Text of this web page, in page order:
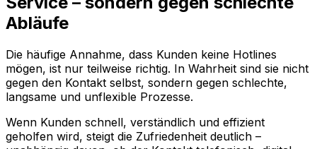
Abläufe
Die häufige Annahme, dass Kunden keine Hotlines
mögen, ist nur teilweise richtig. In Wahrheit sind sie nicht
gegen den Kontakt selbst, sondern gegen schlechte,
langsame und unflexible Prozesse.
Wenn Kunden schnell, verständlich und effizient
geholfen wird, steigt die Zufriedenheit deutlich –